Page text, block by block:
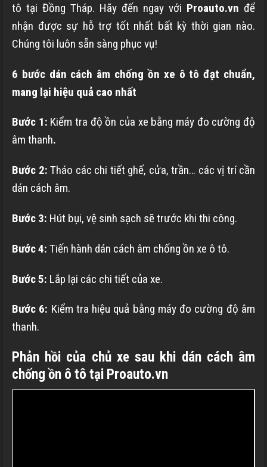
tô tại Đồng Tháp. Hãy đến ngay với Proauto.vn để
nhận được sự hỗ trợ tốt nhất bất kỳ thời gian nào.
Chúng tôi luôn sẵn sàng phục vụ!
6 bước dán cách âm chống ồn xe ô tô đạt chuẩn,
mang lại hiệu quả cao nhất
Bước 1: Kiểm tra độ ồn của xe bằng máy đo cường độ
âm thanh.
Bước 2: Tháo các chi tiết ghế, cửa, trần… các vị trí cần
dán cách âm.
Bước 3: Hút bụi, vệ sinh sạch sẽ trước khi thi công.
Bước 4: Tiến hành dán cách âm chống ồn xe ô tô.
Bước 5: Lắp lại các chi tiết của xe.
Bước 6: Kiểm tra hiệu quả bằng máy đo cường độ âm
thanh.
Phản hồi của chủ xe sau khi dán cách âm
chống ồn ô tô tại Proauto.vn